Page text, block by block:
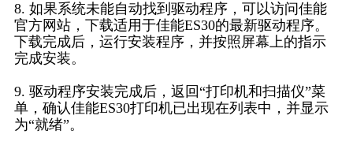
8. 如果系统未能自动找到驱动程序，可以访问佳能
官方网站，下载适用于佳能ES30的最新驱动程序。
下载完成后，运行安装程序，并按照屏幕上的指示
完成安装。
9. 驱动程序安装完成后，返回“打印机和扫描仪”菜
单，确认佳能ES30打印机已出现在列表中，并显示
为“就绪”。